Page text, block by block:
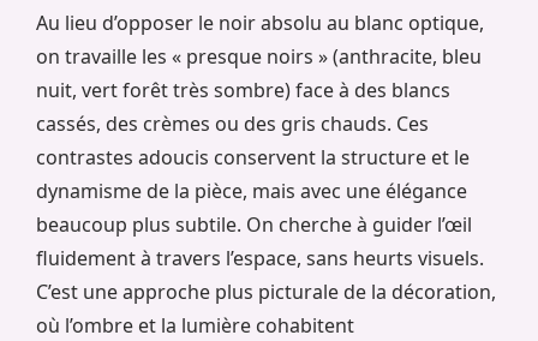
Au lieu d’opposer le noir absolu au blanc optique,
on travaille les « presque noirs » (anthracite, bleu
nuit, vert forêt très sombre) face à des blancs
cassés, des crèmes ou des gris chauds. Ces
contrastes adoucis conservent la structure et le
dynamisme de la pièce, mais avec une élégance
beaucoup plus subtile. On cherche à guider l’œil
fluidement à travers l’espace, sans heurts visuels.
C’est une approche plus picturale de la décoration,
où l’ombre et la lumière cohabitent